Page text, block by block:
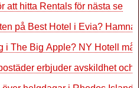
att hitta Rentals för nästa se
på Best Hotel i Evia? Hamna
i The Big Apple? NY Hotell mås
erbjuder avskildhet och fri